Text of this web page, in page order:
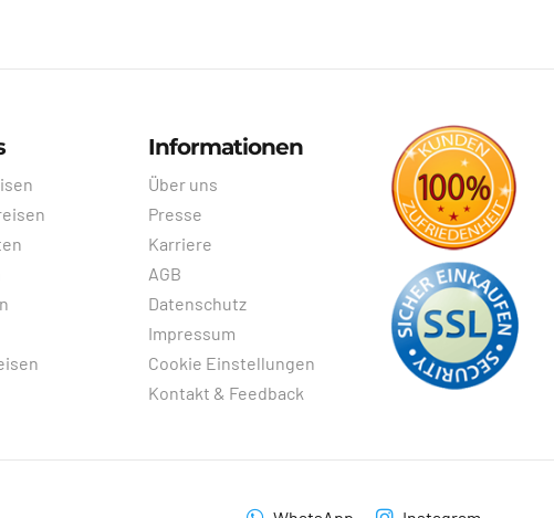
Informationen
Über uns
Presse
Karriere
AGB
Datenschutz
Impressum
Cookie Einstellungen
Kontakt & Feedback